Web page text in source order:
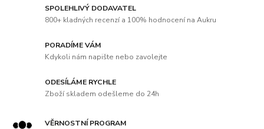
SPOLEHLIVÝ DODAVATEL
800+ kladných recenzí a 100% hodnocení na Aukru
PORADÍME VÁM
Kdykoli nám napište nebo zavolejte
ODESÍLÁME RYCHLE
Zboží skladem odešleme do 24h
VĚRNOSTNÍ PROGRAM